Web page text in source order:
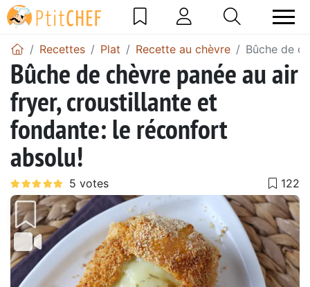
Recettes Plat Recette au chèvre Bûche de
Bûche de chèvre panée au air
fryer, croustillante et
fondante: le réconfort
absolu!